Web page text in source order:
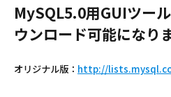
MySQL5.0用GUIツー
ウンロード可能になり
オリジナル版： http://